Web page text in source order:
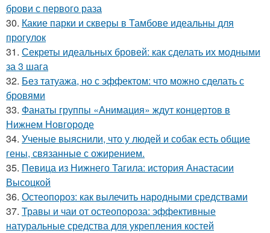
брови с первого раза
30. Какие парки и скверы в Тамбове идеальны для
прогулок
31. Секреты идеальных бровей: как сделать их модными
за 3 шага
32. Без татуажа, но с эффектом: что можно сделать с
бровями
33. Фанаты группы «Анимация» ждут концертов в
Нижнем Новгороде
34. Ученые выяснили, что у людей и собак есть общие
гены, связанные с ожирением.
35. Певица из Нижнего Тагила: история Анастасии
Высоцкой
36. Остеопороз: как вылечить народными средствами
37. Травы и чаи от остеопороза: эффективные
натуральные средства для укрепления костей